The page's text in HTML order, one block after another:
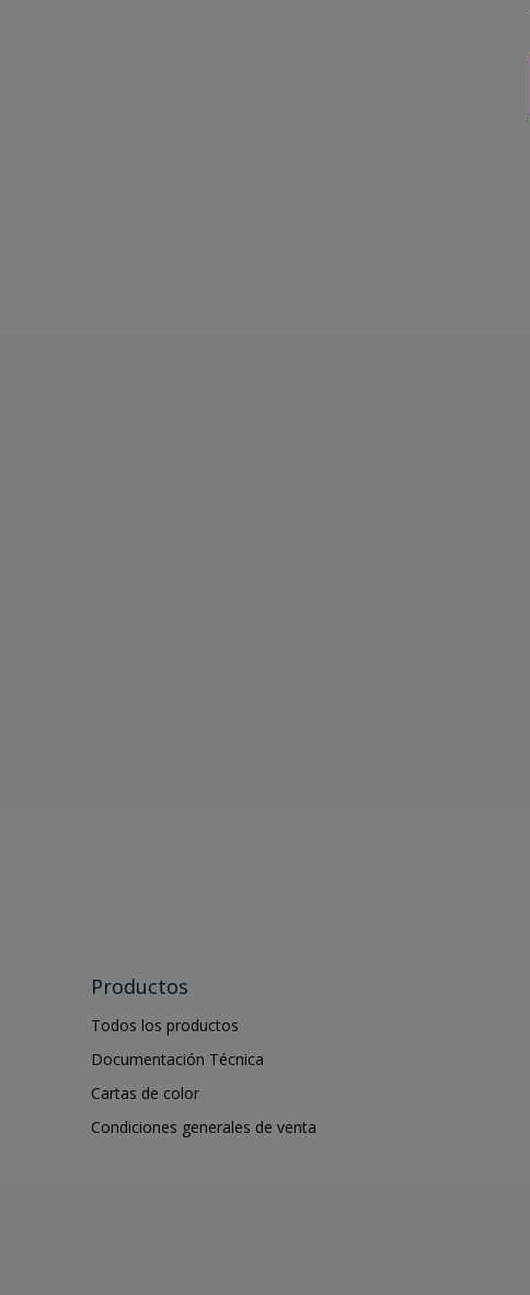
Productos
Todos los productos
Documentación Técnica
Cartas de color
Condiciones generales de venta